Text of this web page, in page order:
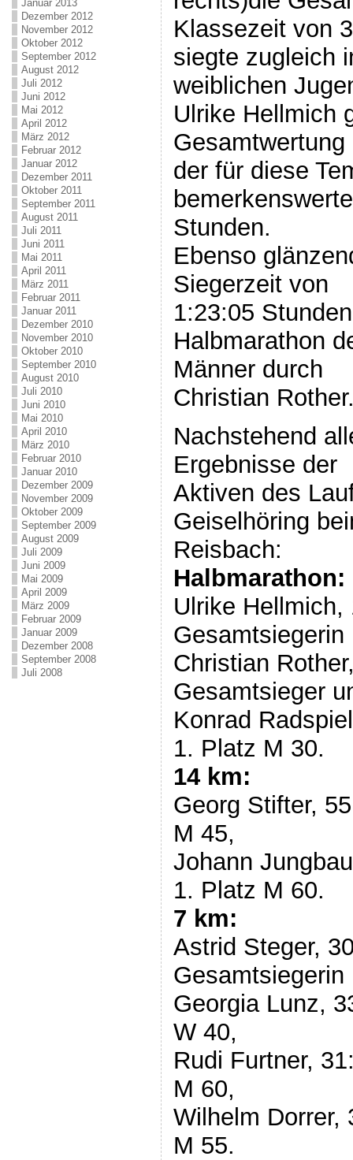
Januar 2013
Dezember 2012
November 2012
Oktober 2012
September 2012
August 2012
Juli 2012
Juni 2012
Mai 2012
April 2012
März 2012
Februar 2012
Januar 2012
Dezember 2011
Oktober 2011
September 2011
August 2011
Juli 2011
Juni 2011
Mai 2011
April 2011
März 2011
Februar 2011
Januar 2011
Dezember 2010
November 2010
Oktober 2010
September 2010
August 2010
Juli 2010
Juni 2010
Mai 2010
April 2010
März 2010
Februar 2010
Januar 2010
Dezember 2009
November 2009
Oktober 2009
September 2009
August 2009
Juli 2009
Juni 2009
Mai 2009
April 2009
März 2009
Februar 2009
Januar 2009
Dezember 2008
September 2008
Juli 2008
Klassezeit von
siegte zugleich
weiblichen
Ulrike Hellmich
der für diese
Stunden.
Ebenso
Siegerzeit von
1:23:05
Halbmarathon
Männer durch
Christian
Nachstehend
Ergebnisse der
Aktiven des
Geiselhöring
Reisbach:
Halbmarathon:
Ulrike
Christian
Gesamtsieger
Konrad
1. Platz M 30.
14 km:
Georg Stifter,
M 45,
Johann
1. Platz M 60.
7 km:
Astrid Steger,
Georgia Lunz,
W 40,
Rudi Furtner,
M 60,
Wilhelm Dorrer,
M 55.